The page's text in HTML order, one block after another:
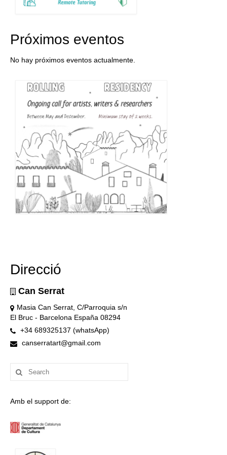
Próximos eventos
No hay próximos eventos actualmente.
Direcció
Can Serrat
Masia Can Serrat, C/Parroquia s/n
El Bruc - Barcelona España 08294
+34 689325137 (whatsApp)
canserratart@gmail.com
Search
for:
Amb el support de: